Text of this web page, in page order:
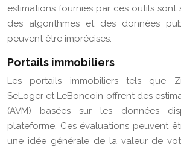
estimations fournies par ces outils sont
des algorithmes et des données
peuvent être imprécises.
Portails immobiliers
Les portails immobiliers tels que
SeLoger et LeBoncoin offrent des
(AVM) basées sur les données
plateforme. Ces évaluations peuvent
une idée générale de la valeur de